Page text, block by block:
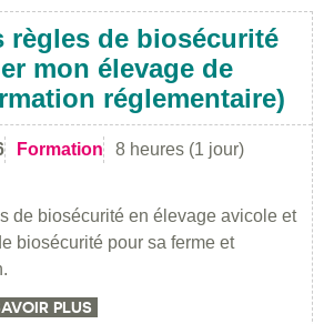
règles de biosécurité
mon élevage de
réglementaire)
Formation 8 heures (1 jour)
de biosécurité en élevage avicole et
biosécurité pour sa ferme et
PLUS